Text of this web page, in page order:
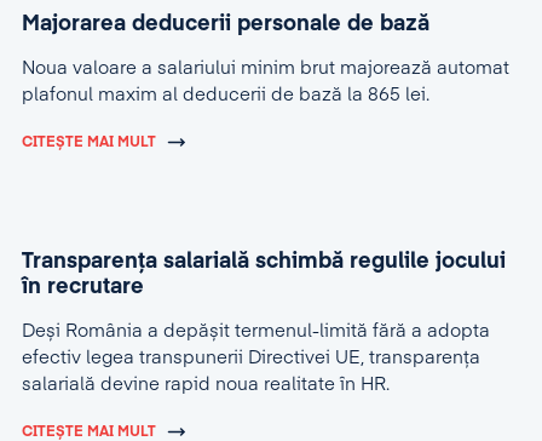
Majorarea deducerii personale de bază
Noua valoare a salariului minim brut majorează automat
plafonul maxim al deducerii de bază la 865 lei.
CITEȘTE MAI MULT
Transparența salarială schimbă regulile jocului
în recrutare
Deși România a depășit termenul-limită fără a adopta
efectiv legea transpunerii Directivei UE, transparența
salarială devine rapid noua realitate în HR.
CITEȘTE MAI MULT